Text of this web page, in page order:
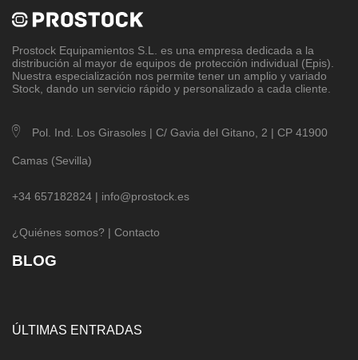
Prostock Equipamientos S.L
. es una empresa dedicada a la
distribución al mayor de equipos de protección individual (Epis).
Nuestra especialización nos permite tener un amplio y variado
Stock, dando un servicio rápido y personalizado a cada cliente.
Pol. Ind. Los Girasoles | C/ Gavia del Gitano, 2 | CP 41900
Camas (Sevilla)
+34 657182824 | info@prostock.es
¿Quiénes somos? | Contacto
BLOG
ÚLTIMAS ENTRADAS